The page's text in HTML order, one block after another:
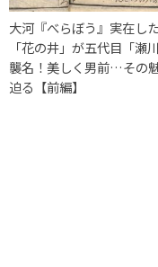
大河『べらぼう』実在し
「花の井」が五代目「瀬
襲名！美しく男前…その
迫る【前編】